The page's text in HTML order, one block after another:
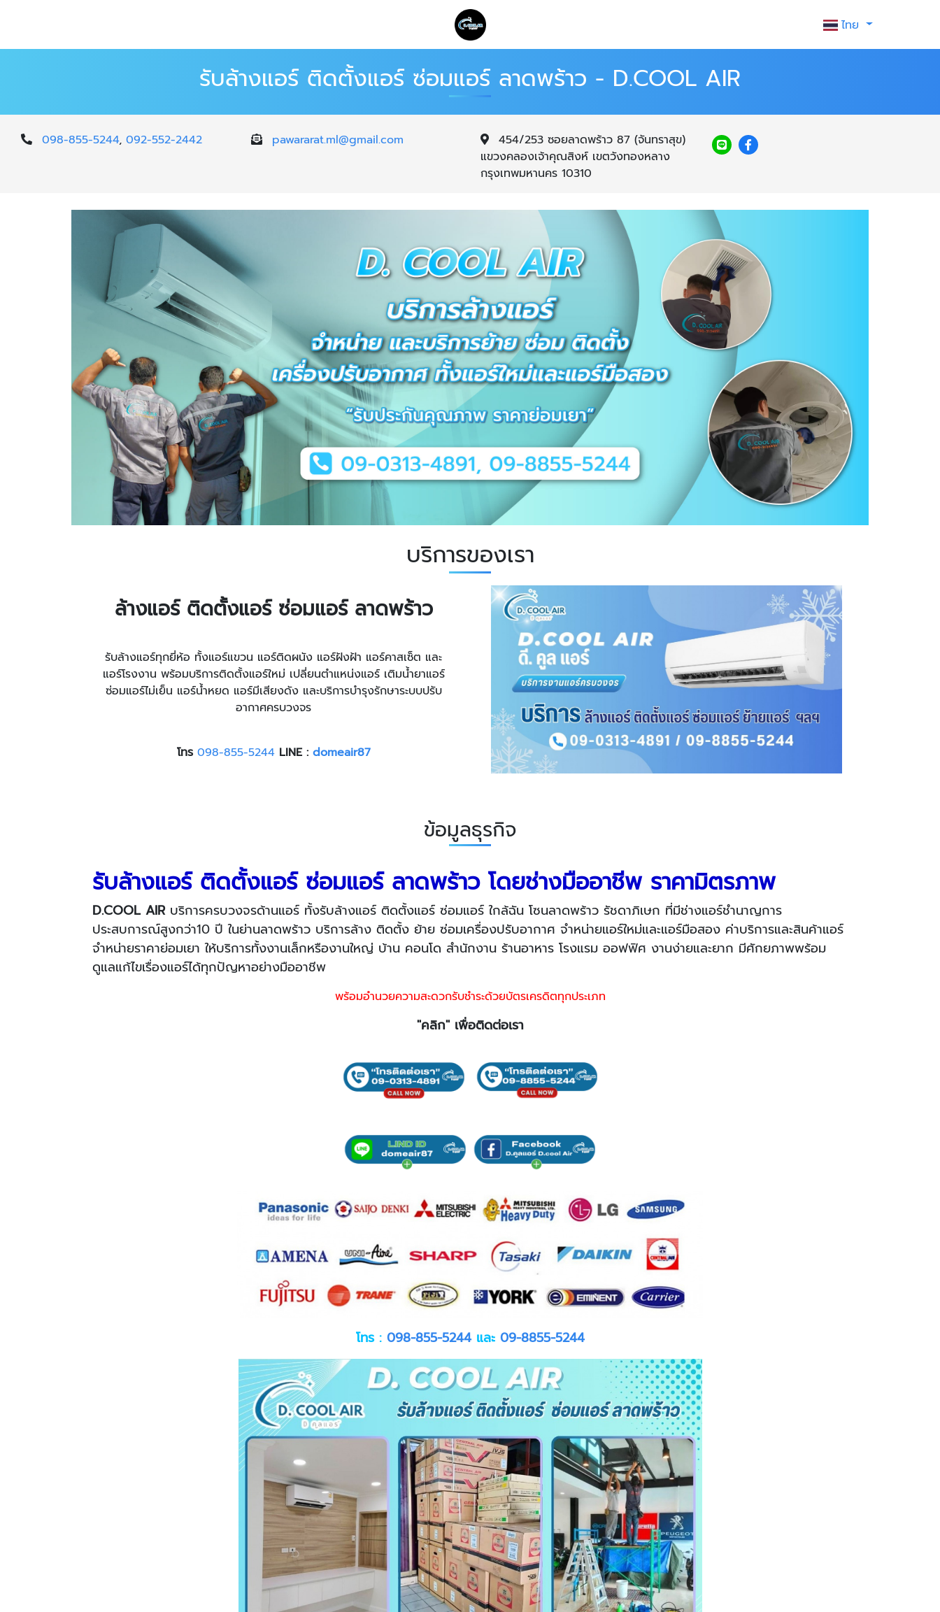
ไทย
รับล้างแอร์ ติดตั้งแอร์ ซ่อมแอร์ ลาดพร้าว - D.COOL AIR
098-855-5244, 092-552-2442 pawararat.ml@gmail.com
454/253 ซอยลาดพร้าว 87 (จันทราสุข)
แขวงคลองเจ้าคุณสิงห์ เขตวังทองหลาง
กรุงเทพมหานคร 10310
บริการของเรา
ล้างแอร์ ติดตั้งแอร์ ซ่อมแอร์ ลาดพร้าว
รับล้างแอร์ทุกยี่ห้อ ทั้งแอร์แขวน แอร์ติดผนัง แอร์ฝังฝ้า แอร์คาสเซ็ต และ
แอร์โรงงาน พร้อมบริการติดตั้งแอร์ใหม่ เปลี่ยนตำแหน่งแอร์ เติมน้ำยาแอร์
ซ่อมแอร์ไม่เย็น แอร์น้ำหยด แอร์มีเสียงดัง และบริการบำรุงรักษาระบบปรับ
อากาศครบวงจร
โทร 098-855-5244 LINE : domeair87
ข้อมูลธุรกิจ
รับล้างแอร์ ติดตั้งแอร์ ซ่อมแอร์ ลาดพร้าว โดยช่างมืออาชีพ ราคามิตรภาพ
D.COOL AIRบริการครบวงจรด้านแอร์ ทั้งรับล้างแอร์ ติดตั้งแอร์ ซ่อมแอร์ ใกล้ฉัน โซนลาดพร้าว รัชดาภิเษก ที่มีช่างแอร์ชำนาญการ
ประสบการณ์สูงกว่า10 ปี ในย่านลาดพร้าว บริการล้าง ติดตั้ง ย้าย ซ่อมเครื่องปรับอากาศ จำหน่ายแอร์ใหม่และแอร์มือสอง ค่าบริการและสินค้าแอร์
จำหน่ายราคาย่อมเยา ให้บริการทั้งงานเล็กหรืองานใหญ่ บ้าน คอนโด สำนักงาน ร้านอาหาร โรงแรม ออฟฟิศ งานง่ายและยาก มีศักยภาพพร้อม
ดูแลแก้ไขเรื่องแอร์ได้ทุกปัญหาอย่างมืออาชีพ
พร้อมอำนวยความสะดวกรับชำระด้วยบัตรเครดิตทุกประเภท
"คลิก" เพื่อติดต่อเรา
โทร : 098-855-5244และ 09-8855-5244